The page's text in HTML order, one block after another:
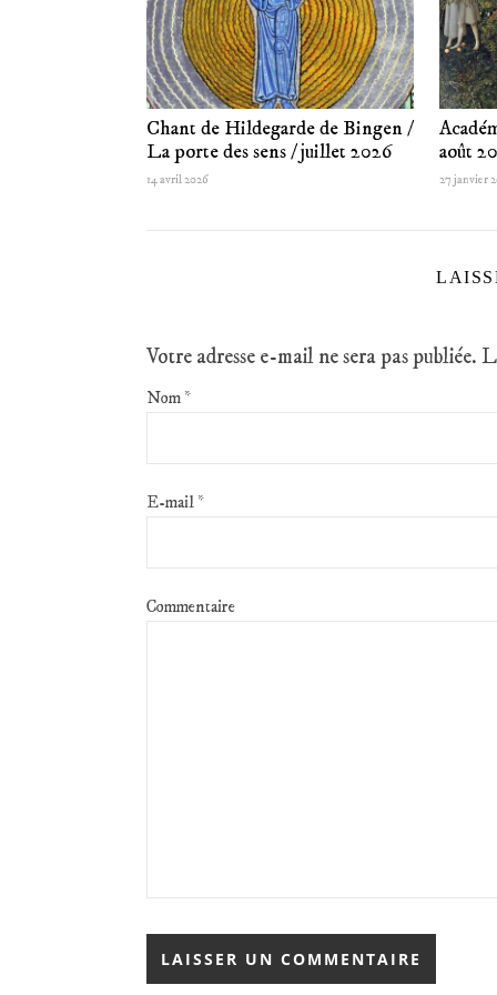
Chant de Hildegarde de Bingen /
La porte des sens / juillet 2026
14 avril 2026
août
27 janvier
Votre adresse e-mail ne sera pas publiée.
Nom *
E-mail *
Commentaire